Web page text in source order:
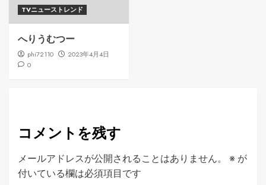
TVニューストレンド
へりうむつー
phi72110
2023年4月4日
0
コメントを残す
メールアドレスが公開されることはありません。 ※ が
付いている欄は必須項目です